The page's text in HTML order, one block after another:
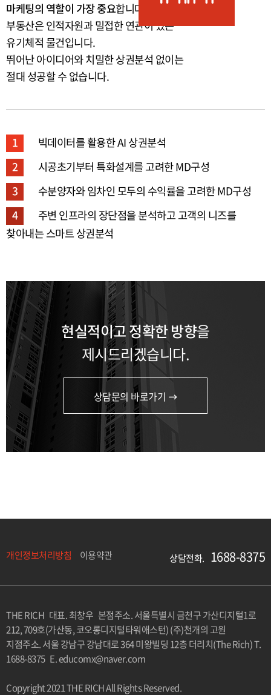
마케팅의 역할이 가장 중요합니다.
부동산은 인적자원과 밀접한 연관이 있는
유기체적 물건입니다.
뛰어난 아이디어와 치밀한 상권분석 없이는
절대 성공할 수 없습니다.
1
빅데이터를 활용한 AI 상권분석
2
시공초기부터 특화설계를 고려한 MD구성
3
수분양자와 임차인 모두의 수익률을 고려한 MD구성
4
주변 인프라의 장단점을 분석하고 고객의 니즈를
찾아내는 스마트 상권분석
현실적이고 정확한 방향을
제시드리겠습니다.
상담문의 바로가기
개인정보처리방침 이용약관 상담전화. 1688-8375
THE RICH 대표. 최창우 본점주소. 서울특별시 금천구 가산디지털1로
212, 709호(가산동, 코오롱디지털타워애스턴) (주)천개의 고원
지점주소. 서울 강남구 강남대로 364 미왕빌딩 12층 더리치(The Rich) T.
1688-8375 E. educomx@naver.com
Copyright 2021 THE RICH All Rights Reserved.